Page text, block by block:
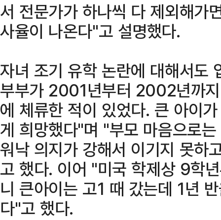
서 전문가가 하나씩 다 제외해가
사율이 나온다"고 설명했다.
자녀 조기 유학 논란에 대해서도
부부가 2001년부터 2002년까
에 체류한 적이 있었다. 큰 아이
게 희망했다"며 "부모 마음으로
워낙 의지가 강해서 이기지 못하
고 했다. 이어 "미국 학제상 9학
니 큰아이는 고1 때 갔는데 1년
다"고 했다.